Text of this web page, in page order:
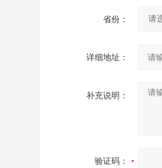
省份：
详细地址：
补充说明：
验证码：